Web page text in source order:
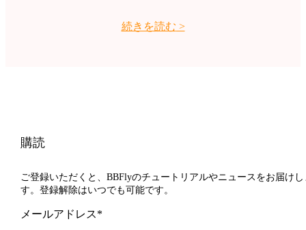
続きを読む >
購読
ご登録いただくと、BBFlyのチュートリアルやニュースをお届けし
す。登録解除はいつでも可能です。
メールアドレス*